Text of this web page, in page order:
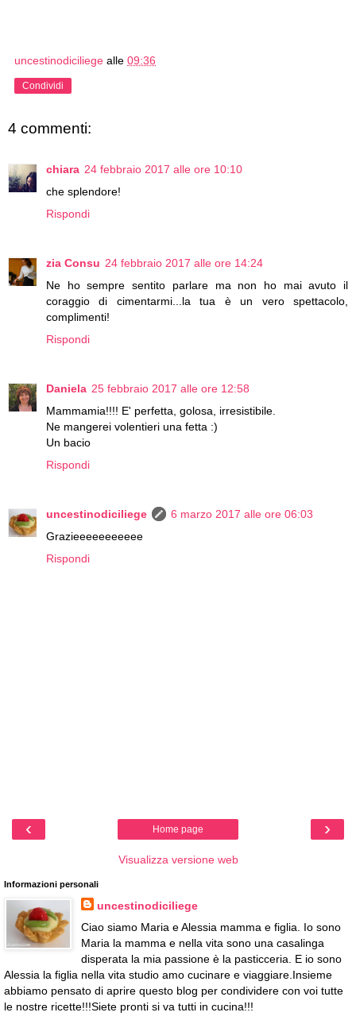
uncestinodiciliege alle 09:36
Condividi
4 commenti:
chiara 24 febbraio 2017 alle ore 10:10
che splendore!
Rispondi
zia Consu 24 febbraio 2017 alle ore 14:24
Ne ho sempre sentito parlare ma non ho mai avuto il
coraggio di cimentarmi...la tua è un vero spettacolo,
complimenti!
Rispondi
Daniela 25 febbraio 2017 alle ore 12:58
Mammamia!!!! E' perfetta, golosa, irresistibile.
Ne mangerei volentieri una fetta :)
Un bacio
Rispondi
uncestinodiciliege
6 marzo 2017 alle ore 06:03
Grazieeeeeeeeeee
Rispondi
‹ ›
Home page
Visualizza versione web
Informazioni personali
uncestinodiciliege
Ciao siamo Maria e Alessia mamma e figlia. Io sono
Maria la mamma e nella vita sono una casalinga
disperata la mia passione è la pasticceria. E io sono
Alessia la figlia nella vita studio amo cucinare e viaggiare.Insieme
abbiamo pensato di aprire questo blog per condividere con voi tutte
le nostre ricette!!!Siete pronti si va tutti in cucina!!!